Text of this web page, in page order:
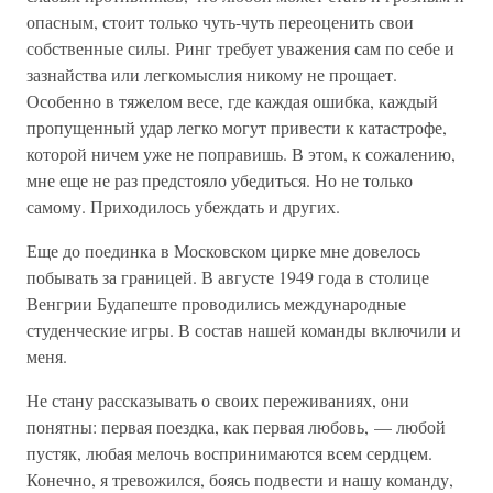
опасным, стоит только чуть-чуть переоценить свои
собственные силы. Ринг требует уважения сам по себе и
зазнайства или легкомыслия никому не прощает.
Особенно в тяжелом весе, где каждая ошибка, каждый
пропущенный удар легко могут привести к катастрофе,
которой ничем уже не поправишь. В этом, к сожалению,
мне еще не раз предстояло убедиться. Но не только
самому. Приходилось убеждать и других.
Еще до поединка в Московском цирке мне довелось
побывать за границей. В августе 1949 года в столице
Венгрии Будапеште проводились международные
студенческие игры. В состав нашей команды включили и
меня.
Не стану рассказывать о своих переживаниях, они
понятны: первая поездка, как первая любовь, — любой
пустяк, любая мелочь воспринимаются всем сердцем.
Конечно, я тревожился, боясь подвести и нашу команду,